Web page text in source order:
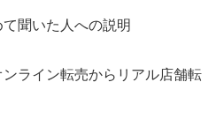
聞いた人への説明
ライン転売からリアル店舗転